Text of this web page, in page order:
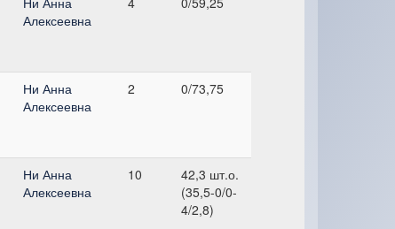
Алексеевна
Ни Анна
Алексеевна
2 0/73,75
Ни Анна
Алексеевна
10
42,3 шт.о.
(35,5-0/0-
4/2,8)